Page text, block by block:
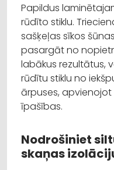
Papildus
rūdīto stiklu.
sašķeļas sīkos
pasargāt no
labākus rezultātus,
rūdītu stiklu no
ārpuses,
īpašības.
Nodrošiniet
skaņas